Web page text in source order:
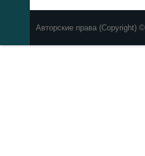
Авторские права (Copyright)